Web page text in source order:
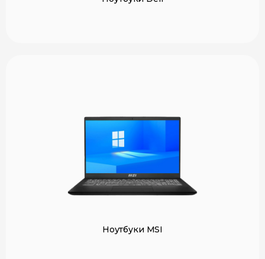
Ноутбуки MSI